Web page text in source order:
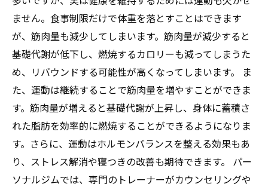
ません。食事制限だけで体重を落とすことはできます
が、筋肉量も減少してしまいます。筋肉量が減少すると
基礎代謝が低下し、燃焼するカロリーも減ってしまうた
め、リバウンドする可能性が高くなってしまいます。 ま
た、運動は継続することで筋肉量を増やすことができま
す。筋肉量が増えると基礎代謝が上昇し、身体に蓄積さ
れた脂肪を効率的に燃焼することができるようになりま
す。さらに、運動はホルモンバランスを整える効果もあ
り、ストレス解消や寝つきの改善も期待できます。 パー
ソナルジムでは、専門のトレーナーがカウンセリングや